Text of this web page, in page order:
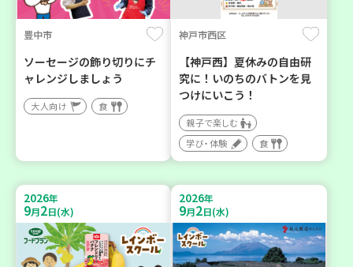
豊中市
ソーセージの飾り切りにチ
ャレンジしましょう
大人向け 食
神戸市西区
【神戸西】夏休みの自由研
究に！いのちのバトンを見
つけにいこう！
親子で楽しむ
学び・体験
食
2026年
9月2日(水)
2026年
9月2日(水)